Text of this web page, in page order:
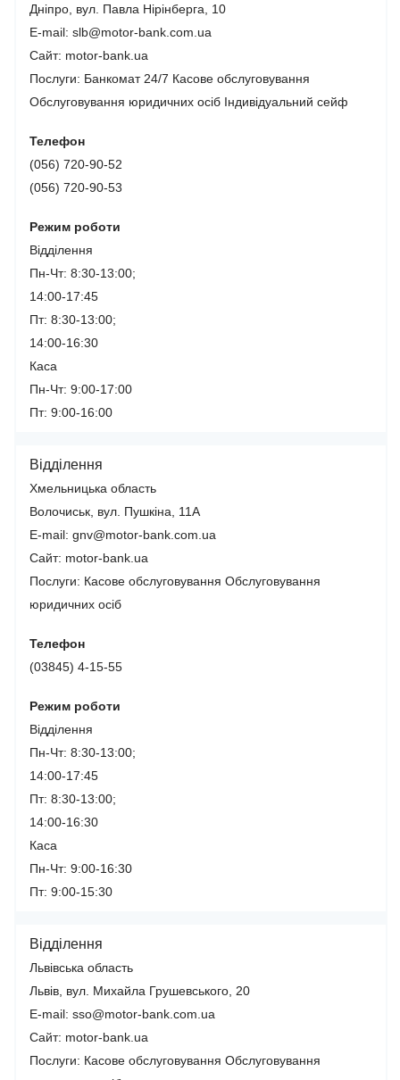
Дніпро, вул. Павла Нірінберга, 10
E-mail: slb@motor-bank.com.ua
Сайт: motor-bank.ua
Послуги: Банкомат 24/7 Касове обслуговування
Обслуговування юридичних осіб Індивідуальний сейф
Телефон
(056) 720-90-52
(056) 720-90-53
Режим роботи
Відділення
Пн-Чт: 8:30-13:00;
14:00-17:45
Пт: 8:30-13:00;
14:00-16:30
Каса
Пн-Чт: 9:00-17:00
Пт: 9:00-16:00
Відділення
Хмельницька область
Волочиськ, вул. Пушкіна, 11А
E-mail: gnv@motor-bank.com.ua
Сайт: motor-bank.ua
Послуги: Касове обслуговування Обслуговування
юридичних осіб
Телефон
(03845) 4-15-55
Режим роботи
Відділення
Пн-Чт: 8:30-13:00;
14:00-17:45
Пт: 8:30-13:00;
14:00-16:30
Каса
Пн-Чт: 9:00-16:30
Пт: 9:00-15:30
Відділення
Львівська область
Львів, вул. Михайла Грушевського, 20
E-mail: sso@motor-bank.com.ua
Сайт: motor-bank.ua
Послуги: Касове обслуговування Обслуговування